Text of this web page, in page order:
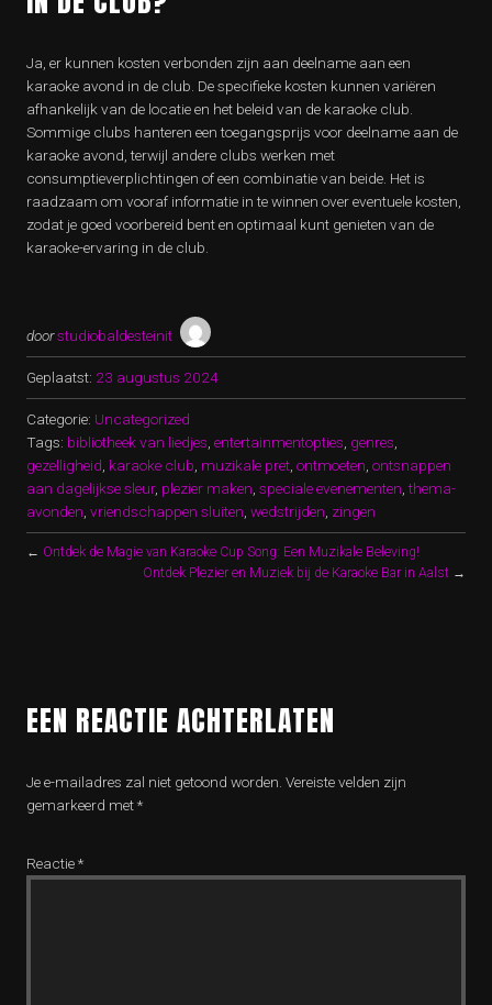
Ja, er kunnen kosten verbonden zijn aan deelname aan een
karaoke avond in de club. De specifieke kosten kunnen variëren
afhankelijk van de locatie en het beleid van de karaoke club.
Sommige clubs hanteren een toegangsprijs voor deelname aan de
karaoke avond, terwijl andere clubs werken met
consumptieverplichtingen of een combinatie van beide. Het is
raadzaam om vooraf informatie in te winnen over eventuele kosten,
zodat je goed voorbereid bent en optimaal kunt genieten van de
karaoke-ervaring in de club.
doorstudiobaldesteinit
Geplaatst: 23 augustus 2024
Categorie: Uncategorized
Tags: bibliotheek van liedjes entertainmentopties genres
gezelligheid karaoke club muzikale pret ontmoeten ontsnappen
aan dagelijkse sleur, plezier maken speciale evenementen ,thema-
avonden vriendschappen sluiten wedstrijden zingen
← Ontdek de Magie van Karaoke Cup Song: Een Muzikale Beleving!
Ontdek Plezier en Muziek bij de Karaoke Bar in Aalst →
EEN REACTIE ACHTERLATEN
Je e-mailadres zal niet getoond worden. Vereiste velden zijn
gemarkeerd met*
Reactie*